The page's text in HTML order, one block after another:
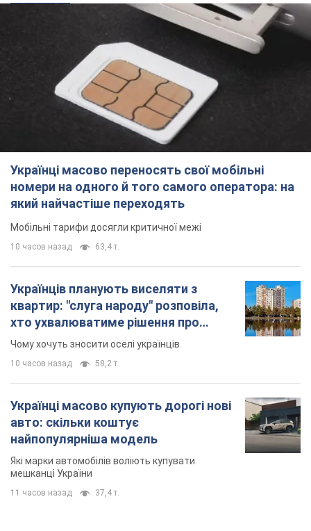
Українці масово переносять свої мобільні
номери на одного й того самого оператора: на
який найчастіше переходять
Мобільні тарифи досягли критичної межі
10 часов назад 63,4 т.
Українців планують виселяти з
квартир: "слуга народу" розповіла,
хто ухвалюватиме рішення про
знесення будинків
Чому хочуть зносити оселі українців
10 часов назад 58,2 т.
Українці масово купують дорогі нові
авто: скільки коштує
найпопулярніша модель
Які марки автомобілів воліють купувати
мешканці України
11 часов назад 37,4 т.